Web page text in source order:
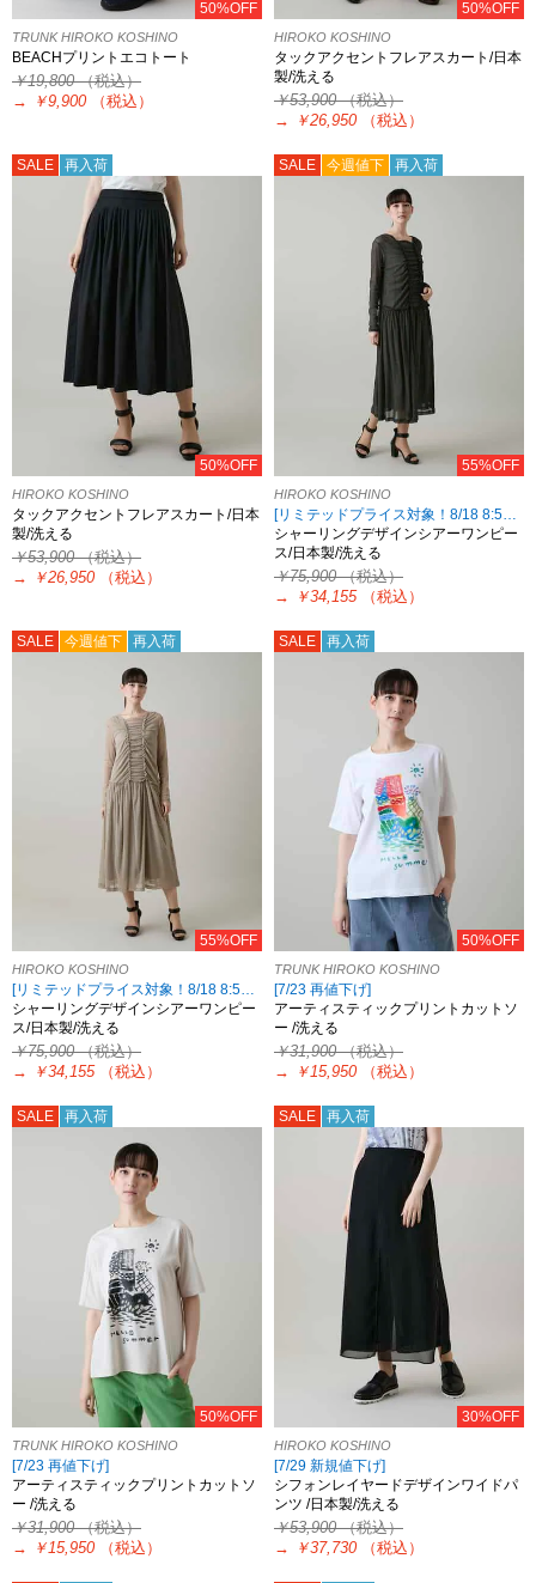
50%OFF
TRUNK HIROKO KOSHINO
BEACHプリントエコトート
￥19,800（税込）
→
￥9,900 （税込）
50%OFF
HIROKO KOSHINO
タックアクセントフレアスカート/日本
製/洗える
￥53,900（税込）
→
￥26,950 （税込）
SALE 再入荷
50%OFF
HIROKO KOSHINO
タックアクセントフレアスカート/日本
製/洗える
￥53,900（税込）
→
￥26,950 （税込）
SALE 今週値下 再入荷
55%OFF
HIROKO KOSHINO
シャーリングデザインシアーワンピー
ス/日本製/洗える
￥75,900（税込）
→
￥34,155 （税込）
SALE 今週値下 再入荷
55%OFF
HIROKO KOSHINO
[リミテッドプライス対象！8/18 8:59まで HIROKO KOSHINO限定]
シャーリングデザインシアーワンピー
ス/日本製/洗える
￥75,900（税込）
→
￥34,155 （税込）
SALE 再入荷
50%OFF
TRUNK HIROKO KOSHINO
[7/23 再値下げ]
アーティスティックプリントカットソ
ー /洗える
￥31,900（税込）
→
￥15,950 （税込）
SALE 再入荷
50%OFF
TRUNK HIROKO KOSHINO
[7/23 再値下げ]
アーティスティックプリントカットソ
ー /洗える
￥31,900（税込）
→
￥15,950 （税込）
SALE 再入荷
30%OFF
HIROKO KOSHINO
[7/29 新規値下げ]
シフォンレイヤードデザインワイドパ
ンツ /日本製/洗える
￥53,900（税込）
→
￥37,730 （税込）